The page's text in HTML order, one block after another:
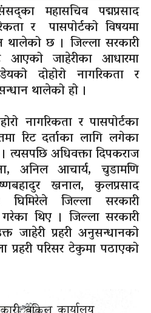
महासचिव पद्मप्रसाद
र पासपोर्टको विषयमा
थालेको छ । जिल्ला सरकारी
आएको जाहेरीका आधारमा
दोहोरो नागरिकता र
थालेको हो ।
नागरिकता र पासपोर्टका
रिट दर्ताका लागि लगेका
त्यसपछि अधिवक्ता दिपकराज
अनिल आचार्य, चुडामणि
खनाल, कुलप्रसाद
घिमिरेले जिल्ला सरकारी
गरेका थिए । जिल्ला सरकारी
जाहेरी प्रहरी अनुसन्धानको
परिसर टेकुमा पठाएको